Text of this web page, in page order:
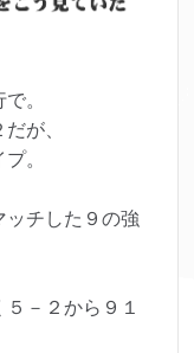
。
が、
。
ッチした９の強
－２から９１